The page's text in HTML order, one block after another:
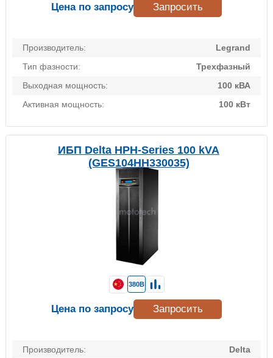
Производитель:
Legrand
Тип фазности:
Трехфазный
Выходная мощность:
100 кВА
Активная мощность:
100 кВт
Цена по запросу Запросить
ИБП Delta HPH-Series 100 kVA
(GES104HH330035)
Производитель:
Delta
380В
Цена по запросу Запросить